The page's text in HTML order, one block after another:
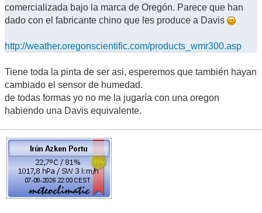
comercializada bajo la marca de Oregón. Parece que han
dado con el fabricante chino que les produce a Davis
http://weather.oregonscientific.com/products_wmr300.asp
Tiene toda la pinta de ser asi, esperemos que también hayan
cambiado el sensor de humedad.
de todas formas yo no me la jugaría con una oregon
habiendo una Davis equivalente.